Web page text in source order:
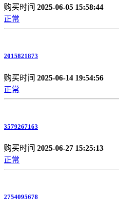
购买时间 2025-06-05 15:58:44
正常
2015821873
购买时间 2025-06-14 19:54:56
正常
3579267163
购买时间 2025-06-27 15:25:13
正常
2754095678